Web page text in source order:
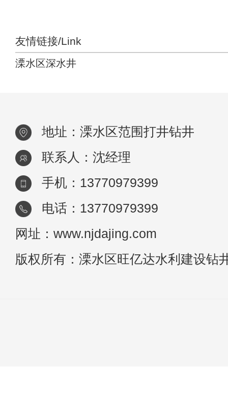
友情链接/Link
溧水区深水井
地址：溧水区范围打井钻井
联系人：沈经理
手机：13770979399
电话：13770979399
网址：www.njdajing.com
版权所有：溧水区旺亿达水利建设钻